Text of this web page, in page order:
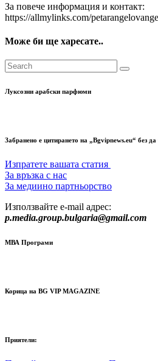
За повече информация и контакт:
https://allmylinks.com/
Може би ще харесате..
Луксозни арабски парфюми
Забранено е цитирането на „Bgvipnews.eu“ без
Изпратете вашата статия
За връзка с нас
За медиино партньорство
Използвайте e-mail адрес:
p.media.group.bulgaria@gmail.com
МВА Програми
Корица на BG VIP MAGAZINE
Приятели: